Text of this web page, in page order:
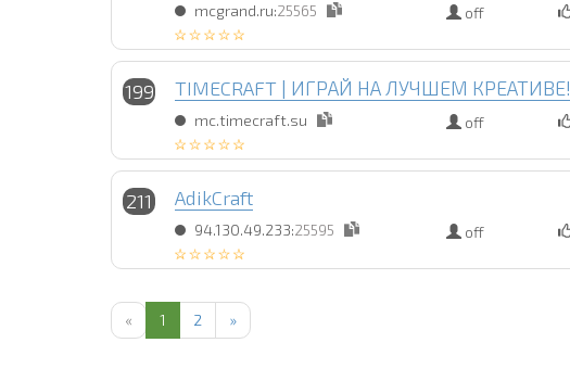
mcgrand.ru:25565 off
199 TIMECRAFT | ИГРАЙ НА ЛУЧШЕМ КРЕАТИВЕ!
mc.timecraft.su off
211 AdikCraft
94.130.49.233:25595 off
« 1 2 »